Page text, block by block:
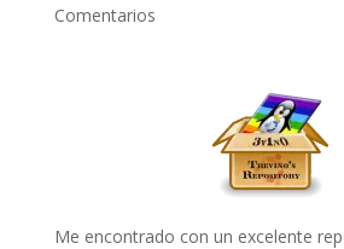
Comentarios
Me encontrado con un excelente